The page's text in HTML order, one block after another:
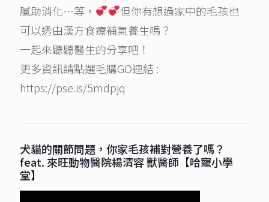
膩助消化…等，
但你有想過家中的毛孩也
可以透由漢方食療補氣養生嗎？
一起來聽聽醫生的分享吧！
更多資訊請點選毛購GO連結 :
https://pse.is/5mdpjq
犬貓的關節問題，你家毛孩補對營養了嗎？
feat. 來旺動物醫院楊清容 獸醫師【哈寵小學
堂】